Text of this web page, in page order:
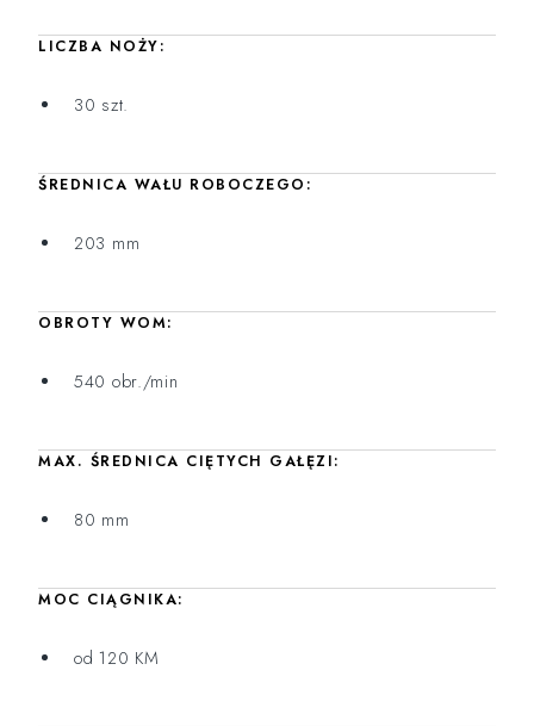
LICZBA NOŻY:
30 szt.
ŚREDNICA WAŁU ROBOCZEGO:
203 mm
OBROTY WOM:
540 obr./min
MAX. ŚREDNICA CIĘTYCH GAŁĘZI:
80 mm
MOC CIĄGNIKA:
od 120 KM